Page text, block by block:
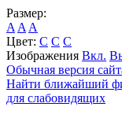
Размер:
A A A
Цвет: C C C
Изображения Вкл.
Обычная версия
Найти ближайший
для слабовидящих